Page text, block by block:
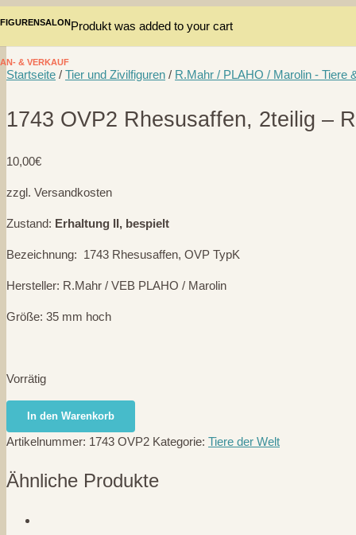
FIGURENSALON
AN- & VERKAUF
Produkt was added to your cart
Startseite / Tier und Zivilfiguren / R.Mahr / PLAHO / Marolin - Tiere
1743 OVP2 Rhesusaffen, 2teilig –
10,00€
zzgl. Versandkosten
Zustand: Erhaltung II, bespielt
Bezeichnung: 1743 Rhesusaffen, OVP TypK
Hersteller: R.Mahr / VEB PLAHO / Marolin
Größe: 35 mm hoch
Vorrätig
1743
OVP2
Rhesusaffen,
-
Menge
In den Warenkorb
Artikelnummer: 1743 OVP2 Kategorie: Tiere der Welt
Ähnliche Produkte